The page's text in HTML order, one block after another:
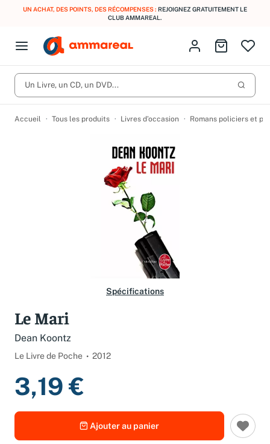
UN ACHAT, DES POINTS, DES RÉCOMPENSES : REJOIGNEZ GRATUITEMENT LE
CLUB AMMAREAL.
Open menu
Fermer le menu
CD d'occasion
Produits Catégories
Vous n'avez pas trouvé l'article que vous cherchiez ?
Activez les notifications dans votre compte pour être alerté dès
qu'il est en stock.
Créer une alerte
Identifiez-vous
Aller au
Un Livre, un CD, un DVD...
Accueil Tous les produits Livres d’occasion Romans policiers et
Spécifications
Le Mari
Dean Koontz
Le Livre de Poche 2012
3,19 €
Ajouter au panier